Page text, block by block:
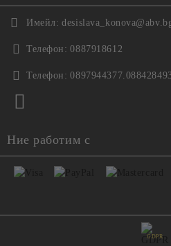
Имейл:
Телефон: 0887918612
Телефон:
Ние работим с
GDPR